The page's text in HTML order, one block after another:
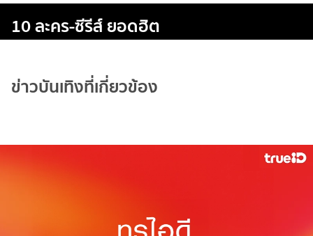
10 ละคร-ซีรีส์ ยอดฮิต
ข่าวบันเทิงที่เกี่ยวข้อง